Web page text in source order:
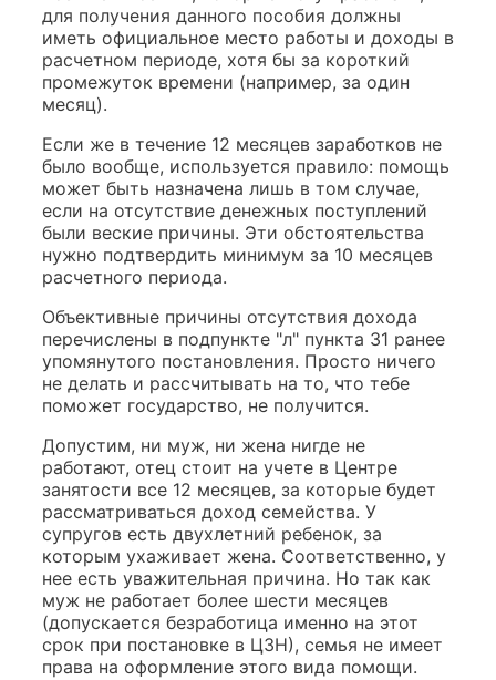
для получения данного пособия должны
иметь официальное место работы и доходы в
расчетном периоде, хотя бы за короткий
промежуток времени (например, за один
месяц).
Если же в течение 12 месяцев заработков не
было вообще, используется правило: помощь
может быть назначена лишь в том случае,
если на отсутствие денежных поступлений
были веские причины. Эти обстоятельства
нужно подтвердить минимум за 10 месяцев
расчетного периода.
Объективные причины отсутствия дохода
перечислены в подпункте "л" пункта 31 ранее
упомянутого постановления. Просто ничего
не делать и рассчитывать на то, что тебе
поможет государство, не получится.
Допустим, ни муж, ни жена нигде не
работают, отец стоит на учете в Центре
занятости все 12 месяцев, за которые будет
рассматриваться доход семейства. У
супругов есть двухлетний ребенок, за
которым ухаживает жена. Соответственно, у
нее есть уважительная причина. Но так как
муж не работает более шести месяцев
(допускается безработица именно на этот
срок при постановке в ЦЗН), семья не имеет
права на оформление этого вида помощи.